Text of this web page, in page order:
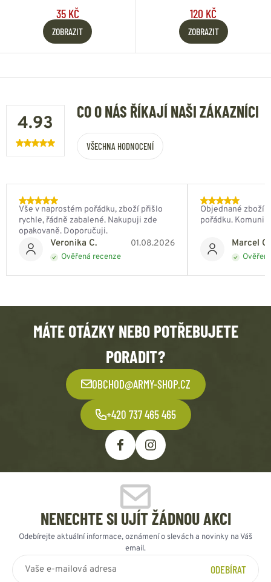
35 KČ
ZOBRAZIT
120 KČ
ZOBRAZIT
4.93
CO O NÁS ŘÍKAJÍ NAŠI ZÁKAZNÍCI
VŠECHNA HODNOCENÍ
Veronika C. 01.08.2026
Ověřená recenze
Vše v naprostém pořádku, zboží přišlo
rychle, řádně zabalené. Nakupuji zde
opakovaně. Doporučuji.
Marcel
Objednané zboží
pořádku.
MÁTE OTÁZKY NEBO POTŘEBUJETE
PORADIT?
OBCHOD@ARMY-SHOP.CZ
+420 737 465 465
NENECHTE SI UJÍT ŽÁDNOU AKCI
Odebírejte aktuální informace, oznámení o slevách a novinky na Váš
email.
ODEBÍRAT